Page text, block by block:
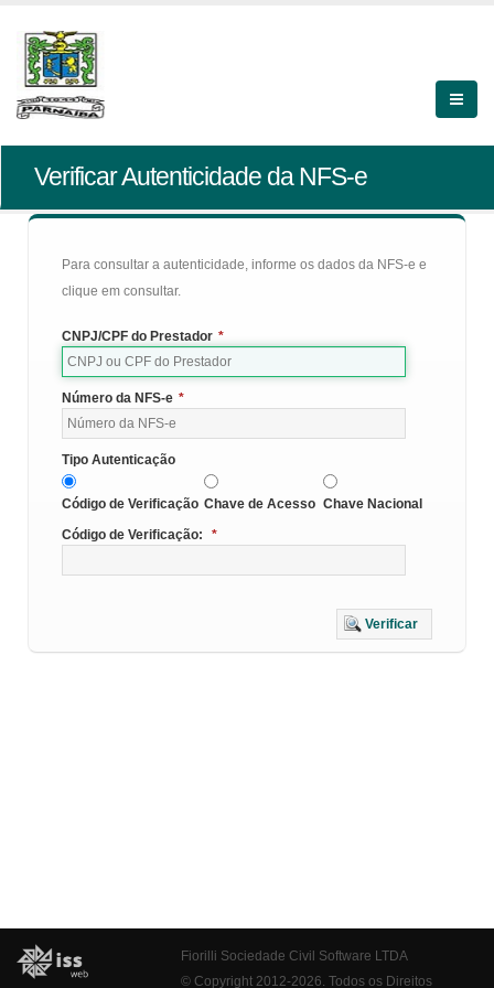
Verificar Autenticidade da NFS-e
Para consultar a autenticidade, informe os dados da NFS-e e
clique em consultar.
CNPJ/CPF do Prestador *
Número da NFS-e *
Tipo Autenticação
Código de Verificação Chave de Acesso Chave Nacional
Código de Verificação:
*
Verificar
Fiorilli Sociedade Civil Software LTDA
© Copyright 2012-2026. Todos os Direitos